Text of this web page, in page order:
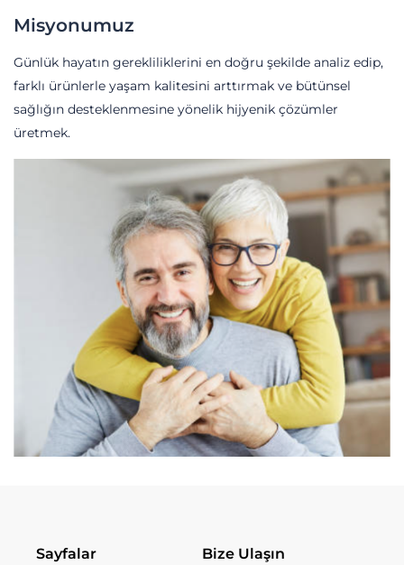
Misyonumuz
Günlük hayatın gerekliliklerini en doğru şekilde analiz edip,
farklı ürünlerle yaşam kalitesini arttırmak ve bütünsel
sağlığın desteklenmesine yönelik hijyenik çözümler
üretmek.
Sayfalar Bize Ulaşın